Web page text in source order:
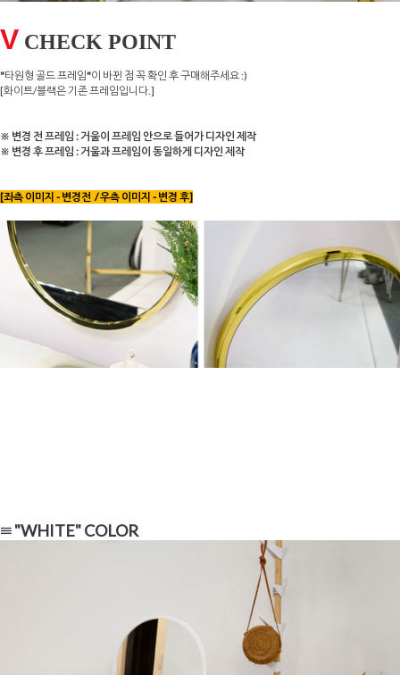
V CHECK POINT
"타원형 골드 프레임"이 바뀐 점 꼭 확인 후 구매해주세요 :)
[화이트/블랙은 기존 프레임입니다.]
※ 변경 전 프레임 : 거울이 프레임 안으로 들어가 디자인 제작
※ 변경 후 프레임 : 거울과 프레임이 동일하게 디자인 제작
[좌측 이미지 - 변경전 / 우측 이미지 - 변경 후]
≡ "WHITE" COLOR